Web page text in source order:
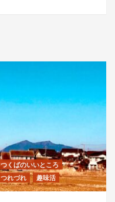
つくばのいいところ
つれづれ
趣味活